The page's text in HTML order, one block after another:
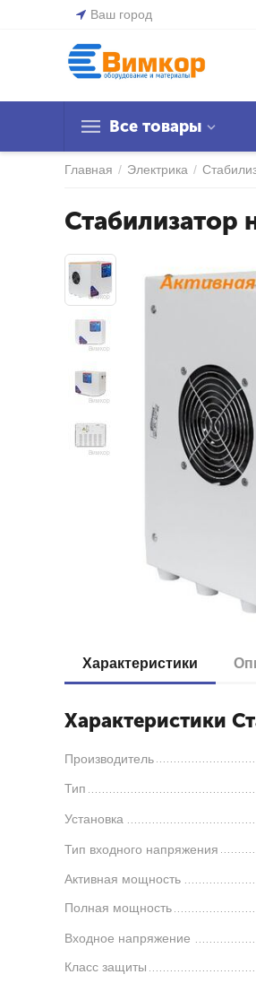
Ваш город
Все товары
Главная / Электрика /
Стабилизатор
Характеристики
Характеристики
Производитель
Тип
Установка
Тип входного напряжения
Активная мощность
Полная мощность
Входное напряжение
Класс защиты